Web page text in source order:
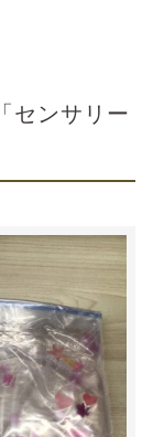
センサリー